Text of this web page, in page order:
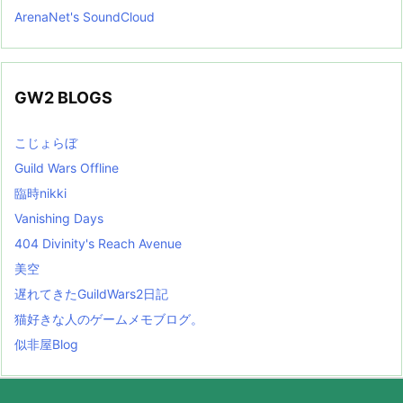
ArenaNet's SoundCloud
GW2 BLOGS
こじょらぼ
Guild Wars Offline
臨時nikki
Vanishing Days
404 Divinity's Reach Avenue
美空
遅れてきたGuildWars2日記
猫好きな人のゲームメモブログ。
似非屋Blog